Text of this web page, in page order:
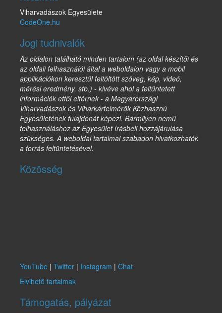
Viharvadászok Egyesülete
CodeOne.hu
Jogi tudnivalók
Az oldalon található minden tartalom (az oldal készítői és
az oldali felhasználói által a weboldalon vagy a mobil
applikációkon keresztül feltöltött szöveg, kép, videó,
mérési eredmény, stb.) - kivéve ahol a feltüntetett
információk ettől eltérnek - a Magyarországi
Viharvadászok és Viharkárfelmérők Közhasznú
Egyesületének tulajdonát képezi. Bármilyen nemű
felhasználáshoz az Egyesület írásbeli hozzájárulása
szükséges. A weboldal tartalmai szabadon hivatkozhatók
a forrás feltüntetésével.
Közösség
YouTube | Twitter | Instagram | Chat
Elvihető tartalmak
Támogatás, pályázat